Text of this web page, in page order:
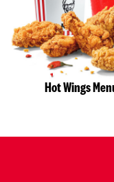
Hot Wings